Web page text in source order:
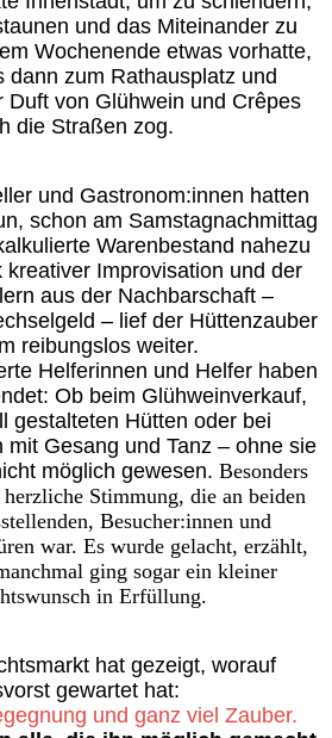
und das Miteinander zu
Wochenende etwas vorhatte,
dann zum Rathausplatz und
Duft von Glühwein und Crêpes
die Straßen zog.
und Gastronom:innen hatten
schon am Samstagnachmittag
Warenbestand nahezu
kreativer Improvisation und der
aus der Nachbarschaft –
– lief der Hüttenzauber
reibungslos weiter.
Helferinnen und Helfer haben
Ob beim Glühweinverkauf,
gestalteten Hütten oder bei
mit Gesang und Tanz – ohne sie
möglich gewesen. Besonders
Stimmung, die an beiden
Besucher:innen und
war. Es wurde gelacht, erzählt,
ging sogar ein kleiner
in Erfüllung.
hat gezeigt, worauf
gewartet hat:
und ganz viel Zauber.